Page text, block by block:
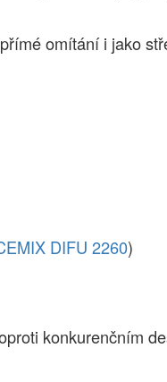
omítání i jako
DIFU 2260)
konkurenčním